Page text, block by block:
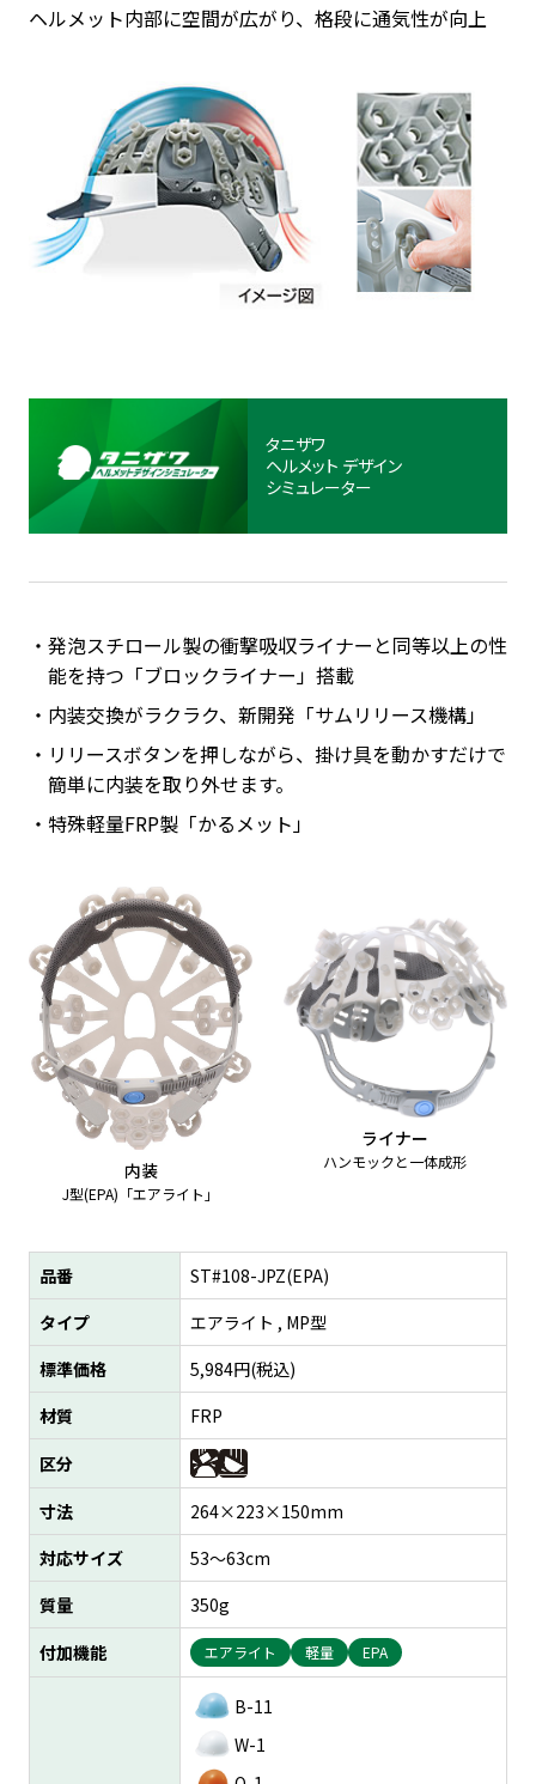
ヘルメット内部に空間が広がり、格段に通気性が向上
タニザワ
ヘルメット デザイン
シミュレーター
発泡スチロール製の衝撃吸収ライナーと同等以上の性
能を持つ「ブロックライナー」搭載
内装交換がラクラク、新開発「サムリリース機構」
リリースボタンを押しながら、掛け具を動かすだけで
簡単に内装を取り外せます。
特殊軽量FRP製「かるメット」
内装
J型(EPA)「エアライト」
ライナー
ハンモックと一体成形
品番
ST#108-JPZ(EPA)
タイプ
エアライト , MP型
標準価格
5,984円(税込)
材質
FRP
区分
寸法
264×223×150mm
対応サイズ
53～63cm
質量
350g
付加機能
エアライト 軽量 EPA
B-11
W-1